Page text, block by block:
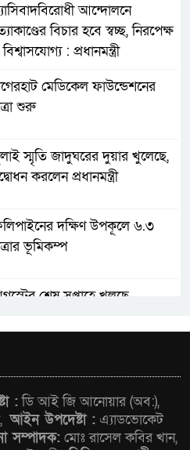
আন্দোলনে
বিচার হবে স্বচ্ছ, নিরপেক্ষ
: প্রধানমন্ত্রী
মেডিকেল ফাউন্ডেশনের
শুরু
স্মৃতি জাদুঘরের দুয়ার খুলেছে,
করলেন প্রধানমন্ত্রী
দক্ষিণ উপকূলে ৬.৩
ভূমিকম্প
শেষ সপ্তাহে খুলছে
পূরণে সমঝোতার ভিত্তিতে
সংশোধন করা হবে :
:ডি আই জি আনোয়ার (অব:),
আইন উপদেষ্টা : এ্যাডভোকেট
সম্পাদক: মোঃ রাসেল কবির খান,